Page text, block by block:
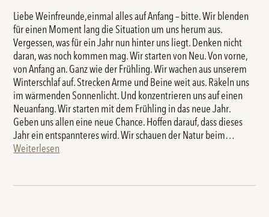
Liebe Weinfreunde,einmal alles auf Anfang – bitte. Wir blenden
für einen Moment lang die Situation um uns herum aus.
Vergessen, was für ein Jahr nun hinter uns liegt. Denken nicht
daran, was noch kommen mag. Wir starten von Neu. Von vorne,
von Anfang an. Ganz wie der Frühling. Wir wachen aus unserem
Winterschlaf auf. Strecken Arme und Beine weit aus. Räkeln uns
im wärmenden Sonnenlicht. Und konzentrieren uns auf einen
Neuanfang. Wir starten mit dem Frühling in das neue Jahr.
Geben uns allen eine neue Chance. Hoffen darauf, dass dieses
Jahr ein entspannteres wird. Wir schauen der Natur beim…
Weiterlesen